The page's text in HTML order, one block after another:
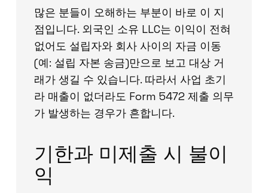
많은 분들이 오해하는 부분이 바로 이 지
점입니다. 외국인 소유 LLC는 이익이 전혀
없어도 설립자와 회사 사이의 자금 이동
(예: 설립 자본 송금)만으로 보고 대상 거
래가 생길 수 있습니다. 따라서 사업 초기
라 매출이 없더라도 Form 5472 제출 의무
가 발생하는 경우가 흔합니다.
기한과 미제출 시 불이
익